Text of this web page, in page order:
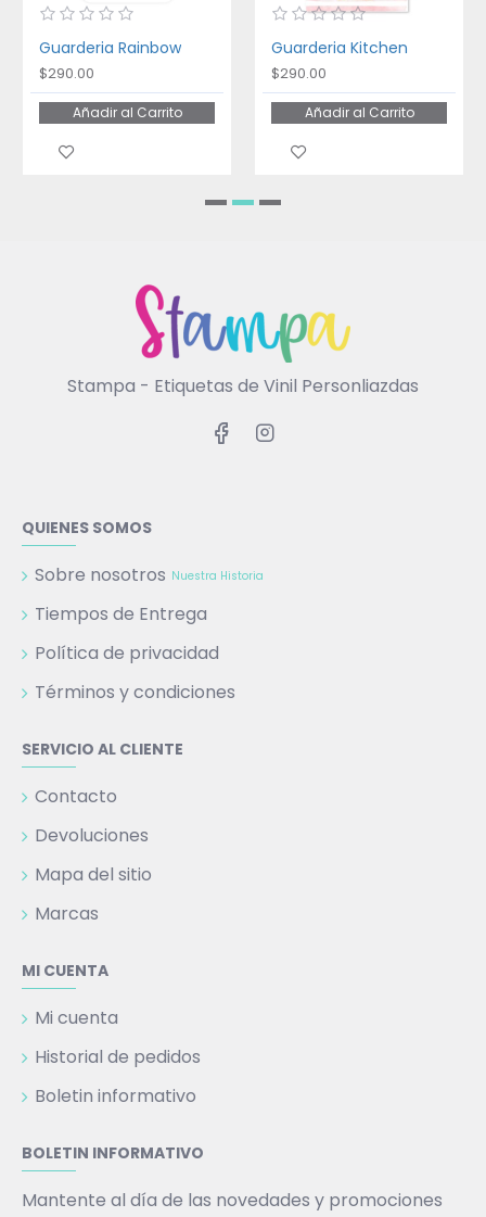
Guarderia Rainbow
$290.00
Añadir al Carrito
Guarderia Kitchen
$290.00
Añadir al Carrito
Stampa - Etiquetas de Vinil Personliazdas
QUIENES SOMOS
Sobre nosotros Nuestra Historia
Tiempos de Entrega
Política de privacidad
Términos y condiciones
SERVICIO AL CLIENTE
Contacto
Devoluciones
Mapa del sitio
Marcas
MI CUENTA
Mi cuenta
Historial de pedidos
Boletin informativo
BOLETIN INFORMATIVO
Mantente al día de las novedades y promociones